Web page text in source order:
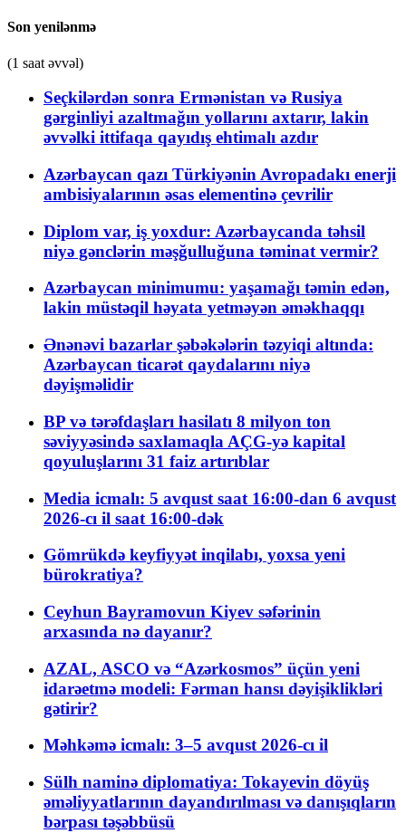
Son yenilənmə
(1 saat əvvəl)
Seçkilərdən sonra Ermənistan və Rusiya
gərginliyi azaltmağın yollarını axtarır, lakin
əvvəlki ittifaqa qayıdış ehtimalı azdır
Azərbaycan qazı Türkiyənin Avropadakı enerji
ambisiyalarının əsas elementinə çevrilir
Diplom var, iş yoxdur: Azərbaycanda təhsil
niyə gənclərin məşğulluğuna təminat vermir?
Azərbaycan minimumu: yaşamağı təmin edən,
lakin müstəqil həyata yetməyən əməkhaqqı
Ənənəvi bazarlar şəbəkələrin təzyiqi altında:
Azərbaycan ticarət qaydalarını niyə
dəyişməlidir
BP və tərəfdaşları hasilatı 8 milyon ton
səviyyəsində saxlamaqla AÇG-yə kapital
qoyuluşlarını 31 faiz artırıblar
Media icmalı: 5 avqust saat 16:00-dan 6 avqust
2026-cı il saat 16:00-dək
Gömrükdə keyfiyyət inqilabı, yoxsa yeni
bürokratiya?
Ceyhun Bayramovun Kiyev səfərinin
arxasında nə dayanır?
AZAL, ASCO və “Azərkosmos” üçün yeni
idarəetmə modeli: Fərman hansı dəyişiklikləri
gətirir?
Məhkəmə icmalı: 3–5 avqust 2026-cı il
Sülh naminə diplomatiya: Tokayevin döyüş
əməliyyatlarının dayandırılması və danışıqların
bərpası təşəbbüsü